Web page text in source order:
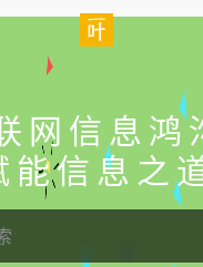
网信息鸿
能信息之